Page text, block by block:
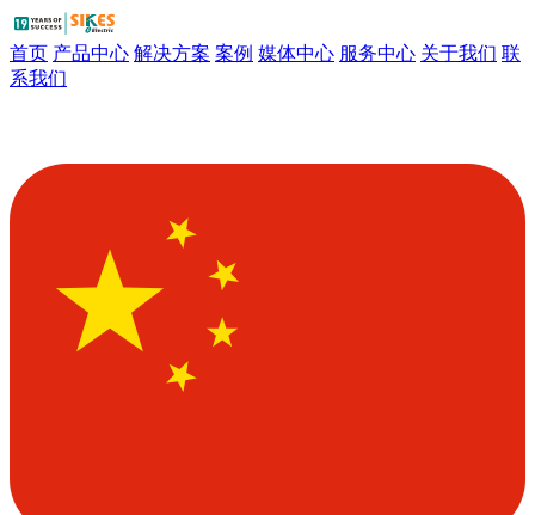
首页 产品中心 解决方案 案例 媒体中心 服务中心 关于我们 联
系我们